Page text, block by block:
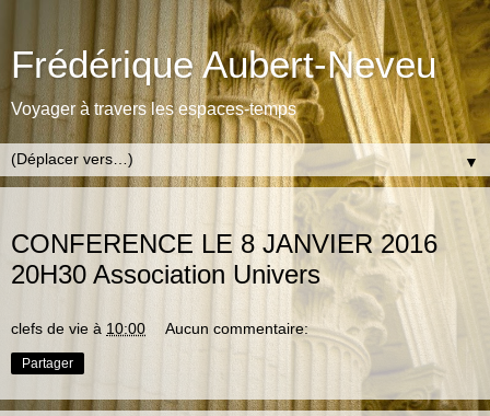
Frédérique Aubert-Neveu
Voyager à travers les espaces-temps
▼
CONFERENCE LE 8 JANVIER 2016
20H30 Association Univers
clefs de vie à 10:00 Aucun commentaire:
Partager